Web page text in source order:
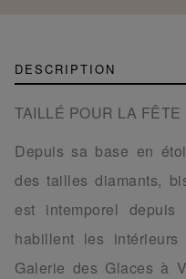
DESCRIPTION
TAILLÉ POUR LA FÊTE
Depuis sa base en
des tailles diamants,
est intemporel
habillent les
Galerie des Glaces à